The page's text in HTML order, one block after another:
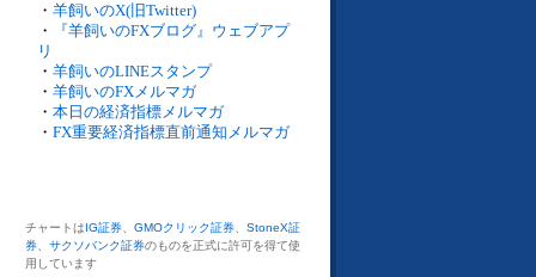
・ 羊飼いのX(旧Twitter)
・
『羊飼いのFXブログ』ウェブアプ
リ
・ 羊飼いのLINEスタンプ
・ 羊飼いのFXメルマガ
・ 本日の経済指標メルマガ
・ FX重要経済指標直前通知メルマガ
チャートはIG証券 GMOクリック証券
StoneX証
券
サクソバンク証券のものを正式に許可を得て使
用しています